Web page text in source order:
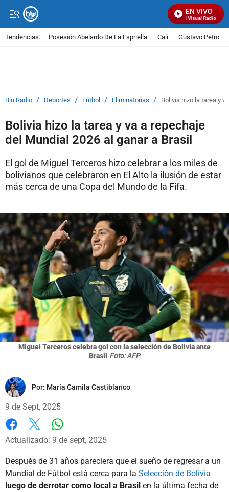
EN VIVO
Señal Visual Radio
Tendencias: Posesión Abelardo De La Espriella Cali Gustavo Petro
Blu Radio / Deportes / Fútbol / Eliminatorias / Bolivia hizo la tarea y
Bolivia hizo la tarea y va a repechaje
del Mundial 2026 al ganar a Brasil
El gol de Miguel Terceros hizo celebrar a los miles de
bolivianos que celebraron en El Alto la ilusión de estar
más cerca de una Copa del Mundo de la Fifa.
Miguel Terceros celebra gol con la selección de Bolivia ante
Brasil Foto: AFP
Por: María Camila Castiblanco
9 de Sept, 2025
Facebook
X
Actualizado: 9 de sept, 2025
Después de 31 años pareciera que el sueño de regresar a un
Mundial de Fútbol está cerca para la Selección de Bolivia
luego de derrotar como local a Brasil en la última fecha de